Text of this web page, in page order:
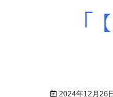
「
2024年12月26日